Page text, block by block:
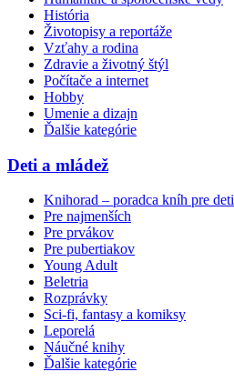
História
Životopisy a reportáže
Vzťahy a rodina
Zdravie a životný štýl
Počítače a internet
Hobby
Umenie a dizajn
Ďalšie kategórie
Deti a mládež
Knihorad – poradca kníh pre deti
Pre najmenších
Pre prvákov
Pre pubertiakov
Young Adult
Beletria
Rozprávky
Sci-fi, fantasy a komiksy
Leporelá
Náučné knihy
Ďalšie kategórie